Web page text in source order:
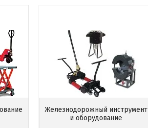
Железнодорожный инструмент
и оборудование